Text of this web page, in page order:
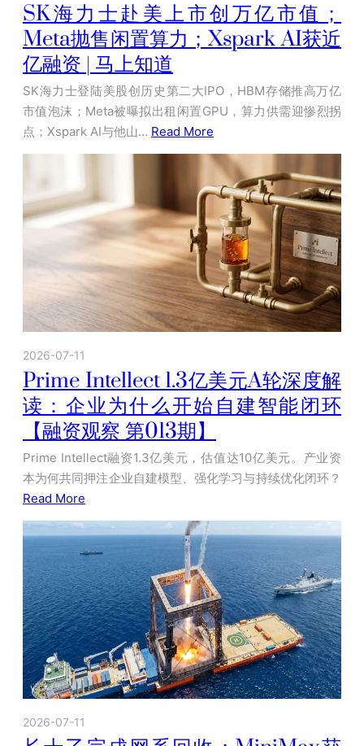
SK海力士赴美上市创万亿市值；
Meta抛售闲置算力；Xspark AI获近
亿融资 | 马上知道
SK海力士登陆美股创历史第二大IPO，HBM存储推高万亿
市值泡沫；Meta被曝拟出租闲置GPU，算力供需迎惨烈拐
点；Xspark AI与他山… Read More
2026-07-11
Prime Intellect 1.3亿美元A轮深度解
读：企业为什么开始自建智能闭环
【融资观察 第013期】
Prime Intellect融资1.3亿美元，估值达10亿美元。产业资
本为何共同押注企业自建模型、强化学习与持续优化闭环？
Read More
2026-07-11